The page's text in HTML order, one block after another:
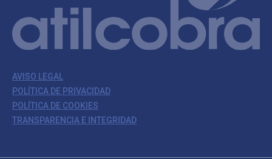
AVISO LEGAL
POLÍTICA DE PRIVACIDAD
POLÍTICA DE COOKIES
TRANSPARENCIA E INTEGRIDAD